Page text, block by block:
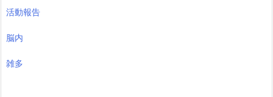
活動報告
脳内
雑多